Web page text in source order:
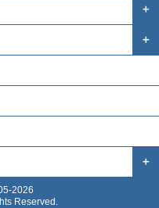
＋
＋
＋
2026
Reserved.